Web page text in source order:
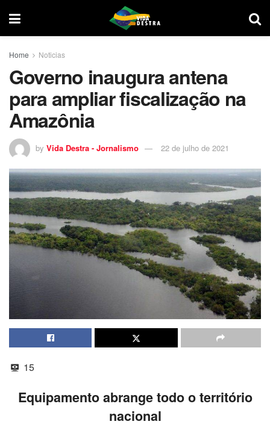
Home Noticias
Governo inaugura antena
para ampliar fiscalização na
Amazônia
by Vida Destra - Jornalismo 22 de julho de 2021
15
Equipamento abrange todo o território
nacional